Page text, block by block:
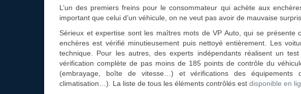
L’un des premiers freins pour le consommateur qui achète aux
important que celui d’un véhicule, on ne veut pas avoir de mauvaise
Sérieux et expertise sont les maîtres mots de VP Auto, qui se
enchères est vérifié minutieusement puis nettoyé entièrement. Les
technique. Pour les autres, des experts indépendants réalisent un
vérification complète de pas moins de 185 points de contrôle du
(embrayage, boîte de vitesse…) et vérifications des équipements
climatisation…). La liste de tous les éléments contrôlés est disponible en